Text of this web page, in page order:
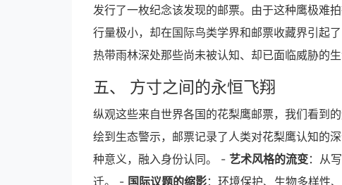
发行了一枚纪念该发现的邮票。由于这种鹰极难
行量极小，却在国际鸟类学界和邮票收藏界引起
热带雨林深处那些尚未被认知、却已面临威胁的生
五、 方寸之间的永恒飞翔
纵观这些来自世界各国的花梨鹰邮票，我们看到
绘到生态警示，邮票记录了人类对花梨鹰认知的
种意义，融入身份认同。 - 艺术风格的流变：从
迁。 - 国际议题的缩影：环境保护、生物多样性